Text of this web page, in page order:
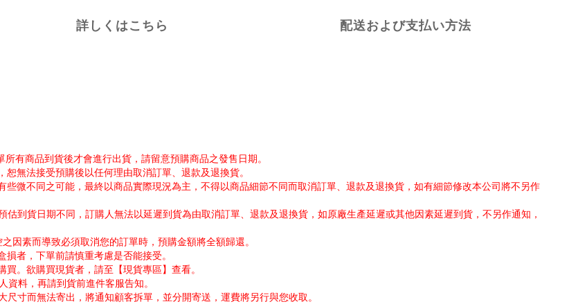
詳しくはこちら 配送および支払い方法
有商品到貨後才會進行出貨，請留意預購商品之發售日期。
無法接受預購後以任何理由取消訂單、退款及退換貨。
微不同之可能，最終以商品實際現況為主，不得以商品細節不同而取消訂單、退款及退換貨，如有細節修改本公司將不另作
到貨日期不同，訂購人無法以延遲到貨為由取消訂單、退款及退換貨，如原廠生產延遲或其他因素延遲到貨，不另作通知，
因素而導致必須取消您的訂單時，預購金額將全額歸還。
者，下單前請慎重考慮是否能接受。
。欲購買現貨者，請至【現貨專區】查看。
料，再請到貨前進件客服告知。
寸而無法寄出，將通知顧客拆單，並分開寄送，運費將另行與您收取。